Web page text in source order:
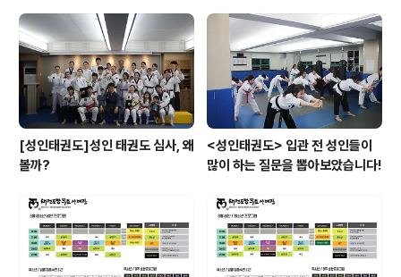
[성인태권도]성인 태권도 심사, 왜
볼까?
<성인태권도> 입관 전 성인들이
많이 하는 질문을 뽑아보았습니다!